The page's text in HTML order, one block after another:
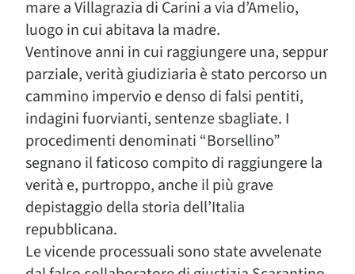
mare a Villagrazia di Carini a via d’Amelio,
luogo in cui abitava la madre.
Ventinove anni in cui raggiungere una, seppur
parziale, verità giudiziaria è stato percorso un
cammino impervio e denso di falsi pentiti,
indagini fuorvianti, sentenze sbagliate. I
procedimenti denominati “Borsellino”
segnano il faticoso compito di raggiungere la
verità e, purtroppo, anche il più grave
depistaggio della storia dell’Italia
repubblicana.
Le vicende processuali sono state avvelenate